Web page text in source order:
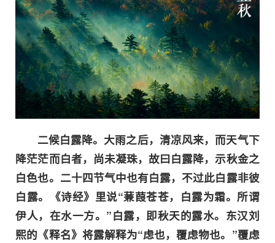
二候白露降。大雨之后，清凉风来，而天气下
降茫茫而白者，尚未凝珠，故曰白露降，示秋金之
白色也。二十四节气中也有白露，不过此白露非彼
白露。《诗经》里说“蒹葭苍苍，白露为霜。所谓
伊人，在水一方。”白露，即秋天的露水。东汉刘
熙的《释名》将露解释为“虑也，覆虑物也。”覆虑